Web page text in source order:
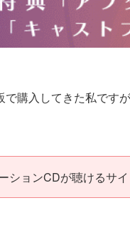
購入してきた私です
ションCDが聴けるサ